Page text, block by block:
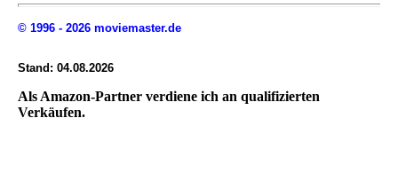
© 1996 - 2026 moviemaster.de
Stand: 04.08.2026
Als Amazon-Partner verdiene ich an qualifizierten
Verkäufen.